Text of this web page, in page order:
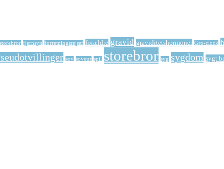
fjernsyn forretningsrejser forældre gravid graviditetshormoner Gro-clock
sov soveur spil storebror syg sygdom sygt